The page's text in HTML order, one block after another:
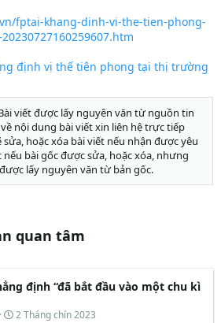
fptai-khang-dinh-vi-the-tien-phong-
định vị thế tiên phong tại thị trường
viết được lấy nguyên văn từ nguồn tin
nội dung bài viết xin liên hệ trực tiếp
hoặc xóa bài viết nếu nhận được yêu
bài gốc được sửa, hoặc xóa, nhưng
lấy nguyên văn từ bản gốc.
quan tâm
định “đã bắt đầu vào một chu kì
N
2 Tháng chín 2023